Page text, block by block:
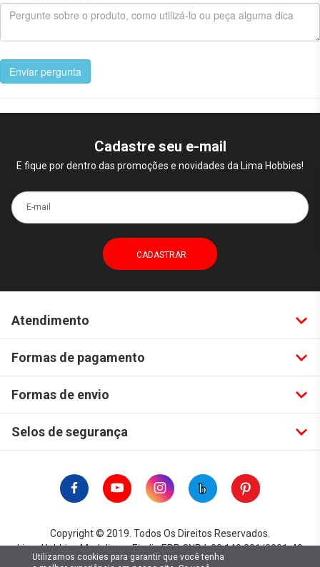
Enviar pergunta
Cadastre seu e-mail
E fique por dentro das promoções e novidades da Lima Hobbies!
E-mail
Atendimento
Formas de pagamento
Formas de envio
Selos de segurança
Copyright © 2019. Todos Os Direitos Reservados.
Lima Hobbies Modelismo Eireli - EPP CNPJ: 00.149.281/0001-49
Utilizamos cookies para garantir que você tenha